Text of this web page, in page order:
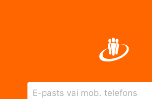
E-pasts vai mob. telefons